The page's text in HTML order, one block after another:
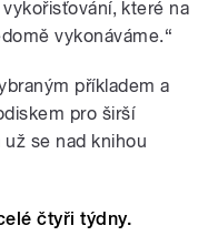
které na
vykonáváme.“
příkladem a
pro širší
se nad knihou
čtyři týdny.